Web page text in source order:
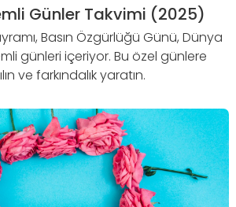
Günler Takvimi (2025)
Basın Özgürlüğü Günü, Dünya
günleri içeriyor. Bu özel günlere
ve farkındalık yaratın.